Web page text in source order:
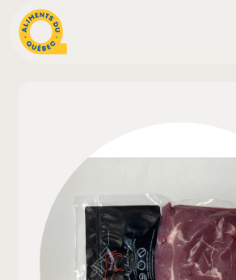
Recettes
Inspirations d'ici
Restaurants